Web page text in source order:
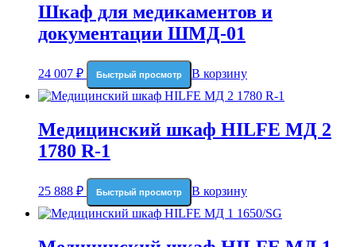
Шкаф для медикаментов и
документации ШМД-01
24 007 ₽ Быстрый просмотр В корзину
Медицинский шкаф HILFE МД 2
1780 R-1
25 888 ₽ Быстрый просмотр В корзину